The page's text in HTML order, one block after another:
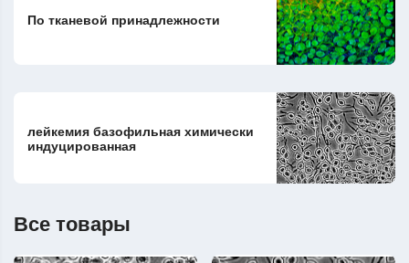
По тканевой принадлежности
лейкемия базофильная химически
индуцированная
Все товары